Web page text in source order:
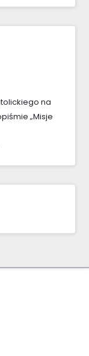
na
„Misje